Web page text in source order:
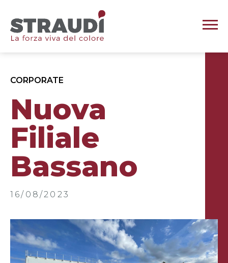
CORPORATE
Nuova
Filiale
Bassano
16/08/2023